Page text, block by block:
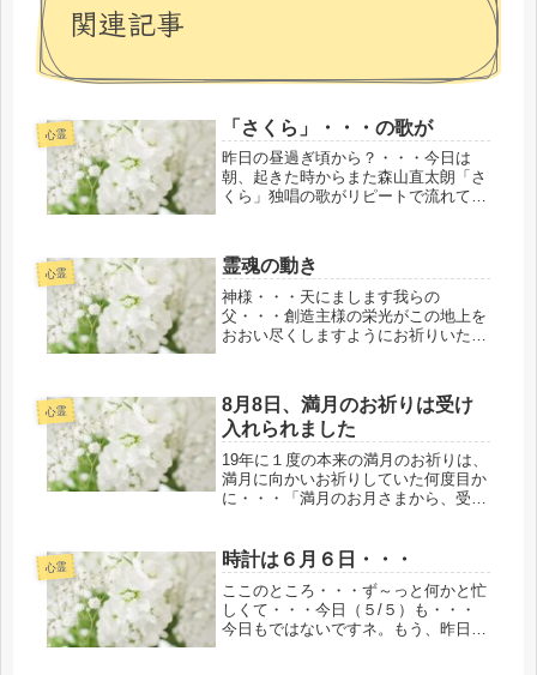
関連記事
心霊 「さくら」・・・の歌が
昨日の昼過ぎ頃から？・・・今日は
朝、起きた時からまた森山直太朗「さ
くら」独唱の歌がリピートで流れてい
か・・・！？昨日は神様から今までの
ご褒美で・・・「くたびれたいつもの
私が好き...
心霊 霊魂の動き
神様・・・天にまします我らの
父・・・創造主様の栄光がこの地上を
おおい尽くしますようにお祈りいたし
なく無力であることを知っています。
善きことは天にまします父（創造
主）・・・神様の...
心霊
8月8日、満月のお祈りは受け
入れられました
19年に１度の本来の満月のお祈りは、
満月に向かいお祈りしていた何度目か
に・・・「満月のお月さまから、受け
す。＊そのようなことがあってから、
私は今も起きています。もっと
も・・...
心霊 時計は６月６日・・・
ここのところ・・・ず～っと何かと忙
しくて・・・今日（５/５）も・・・
今日もではないですネ。もう、昨日に